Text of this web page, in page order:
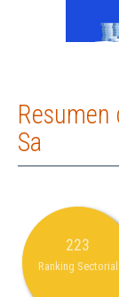
Sa
223
Ranking Sectorial